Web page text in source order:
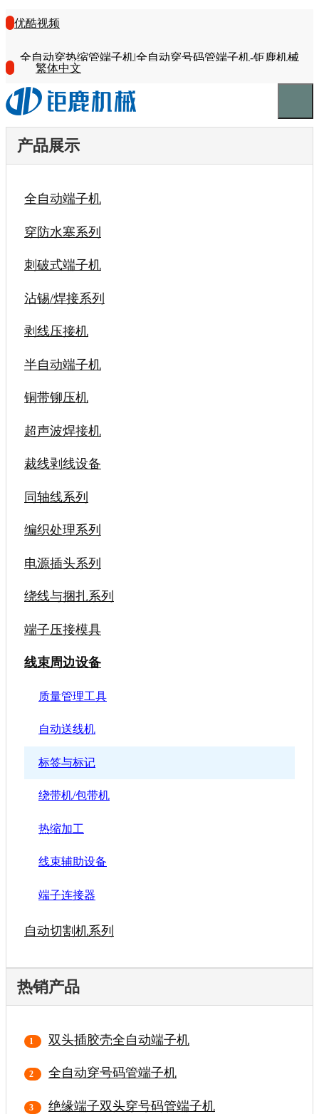
优酷视频
全自动穿热缩管端子机|全自动穿号码管端子机-钜鹿机械
繁体中文
产品展示
全自动端子机
穿防水塞系列
刺破式端子机
沾锡/焊接系列
剥线压接机
半自动端子机
铜带铆压机
超声波焊接机
裁线剥线设备
同轴线系列
编织处理系列
电源插头系列
绕线与捆扎系列
端子压接模具
线束周边设备
质量管理工具
自动送线机
标签与标记
绕带机/包带机
热缩加工
线束辅助设备
端子连接器
自动切割机系列
热销产品
双头插胶壳全自动端子机
全自动穿号码管端子机
绝缘端子双头穿号码管端子机